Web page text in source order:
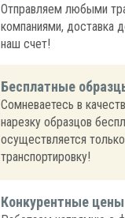
Отправляем любыми
компаниями, доставка
наш счет!
Бесплатные
Сомневаетесь в
нарезку образцов
осуществляется
транспортировку!
Конкурентные цены